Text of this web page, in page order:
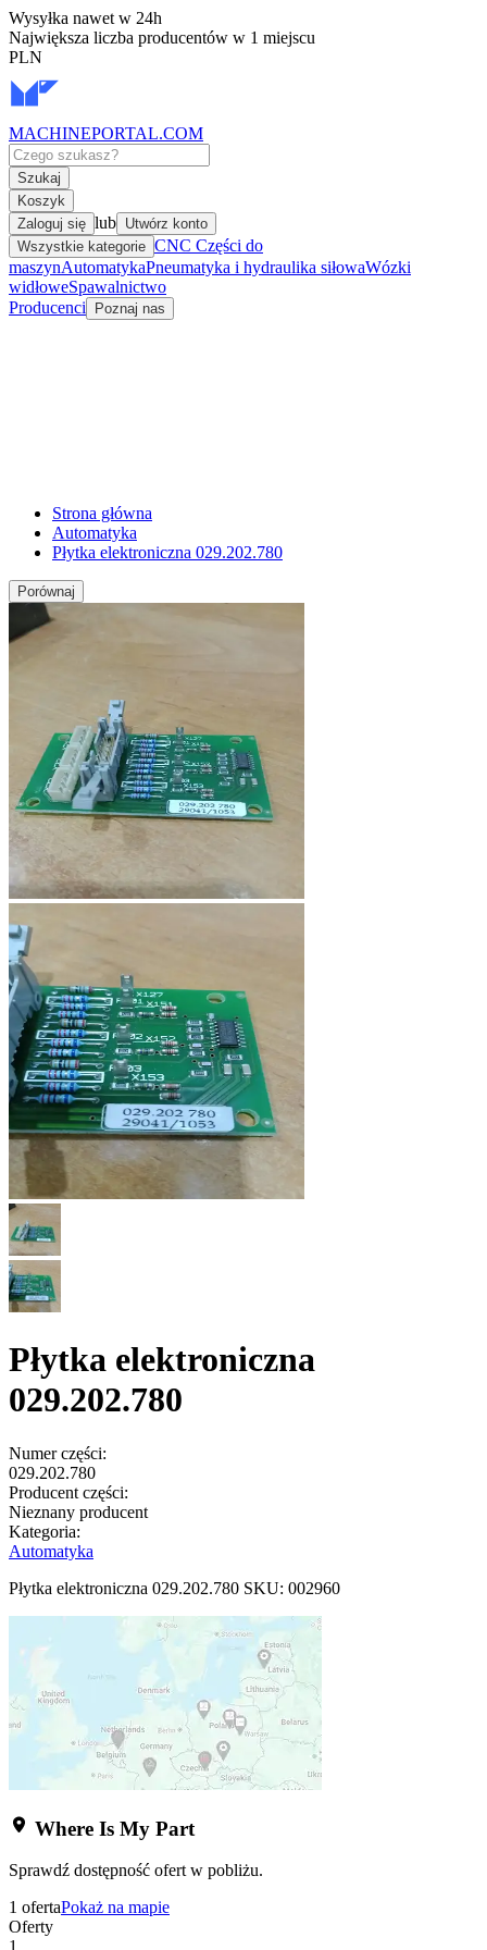
Wysyłka nawet w 24h
Największa liczba producentów w 1 miejscu
PLN
MACHINEPORTAL.COM
Szukaj
Koszyk
Zaloguj się lub Utwórz konto
Wszystkie kategorie CNC Części do
maszynAutomatykaPneumatyka i hydraulika siłowaWózki
widłoweSpawalnictwo
Producenci
Poznaj nas
Strona główna
Automatyka
Płytka elektroniczna 029.202.780
Porównaj
Płytka elektroniczna
029.202.780
Numer części:
029.202.780
Producent części:
Nieznany producent
Kategoria:
Automatyka
Płytka elektroniczna 029.202.780 SKU: 002960
Where Is My Part
Sprawdź dostępność ofert w pobliżu.
1 ofertaPokaż na mapie
Oferty
1